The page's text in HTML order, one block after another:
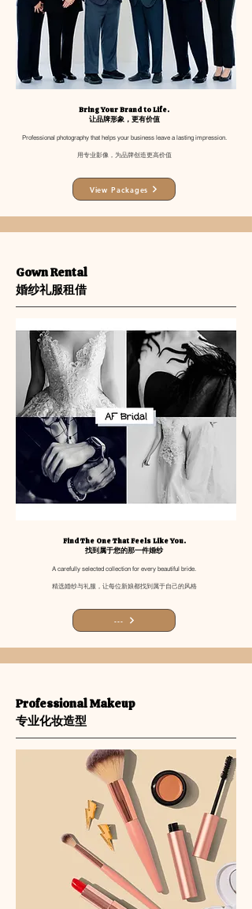
Bring Your Brand to Life.
让品牌形象，更有价值
Professional photography that helps your business leave a lasting impression.
用专业影像，为品牌创造更高价值
View Packages
Gown Rental
婚纱礼服租借
Find The One That Feels Like You.
找到属于您的那一件婚纱
A carefully selected collection for every beautiful bride.
精选婚纱与礼服，让每位新娘都找到属于自己的风格
---
Professional Makeup
专业化妆造型